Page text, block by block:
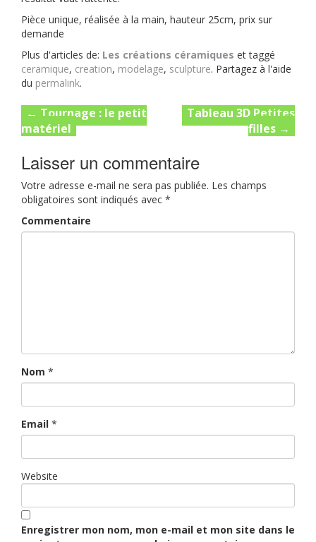
Pièce unique, réalisée à la main, hauteur 25cm, prix sur
demande
Plus d'articles de: Les créations céramiques et taggé
ceramique, creation, modelage, sculpture. Partagez à l'aide
du permalink.
Post
navigation
← Tournage : le petit
matériel
Tableau 3D Petites
filles →
Laisser un commentaire
Votre adresse e-mail ne sera pas publiée. Les champs
obligatoires sont indiqués avec *
Commentaire
Nom *
Email *
Website
Enregistrer mon nom, mon e-mail et mon site dans le